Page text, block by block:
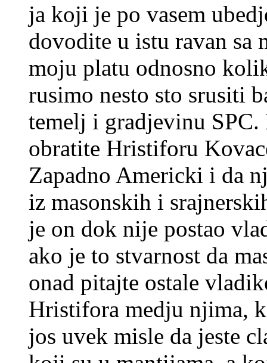
ja koji je po vasem
dovodite u istu ravan sa
moju platu odnosno
rusimo nesto sto srusiti
temelj i gradjevinu
obratite Hristiforu
Zapadno Americki i da
iz masonskih i
je on dok nije postao
ako je to stvarnost da
onad pitajte ostale
Hristifora medju njima,
jos uvek misle da jeste